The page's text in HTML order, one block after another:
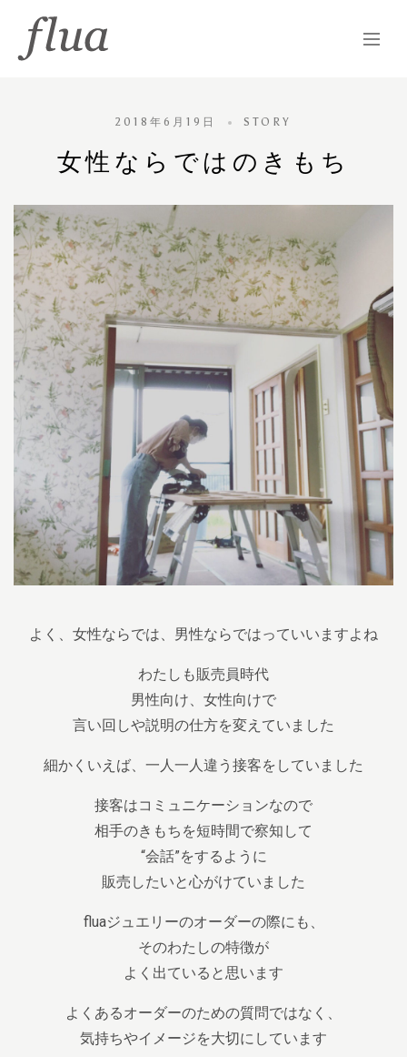
2018年6月19日 STORY
女性ならではのきもち
よく、女性ならでは、男性ならではっていいますよね
わたしも販売員時代
男性向け、女性向けで
言い回しや説明の仕方を変えていました
細かくいえば、一人一人違う接客をしていました
接客はコミュニケーションなので
相手のきもちを短時間で察知して
“会話”をするように
販売したいと心がけていました
fluaジュエリーのオーダーの際にも、
そのわたしの特徴が
よく出ていると思います
よくあるオーダーのための質問ではなく、
気持ちやイメージを大切にしています